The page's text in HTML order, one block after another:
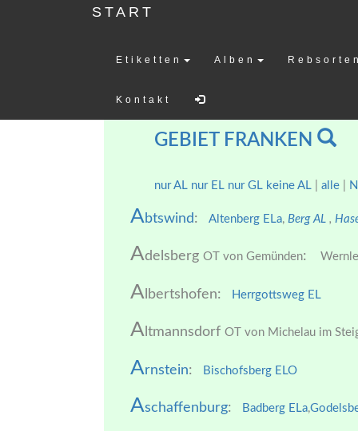
START
Etiketten Alben
Kontakt
GEBIET FRANKEN
nur AL nur EL nur GL keine AL alle
A btswind: Altenberg ELa, Berg AL ,
Adelsberg OT von Gemünden:
A lbertshofen: Herrgottsweg EL
A ltmannsdorf OT von Michelau im
Arnstein: Bischofsberg ELO
Aschaffenburg: Badberg ELa,